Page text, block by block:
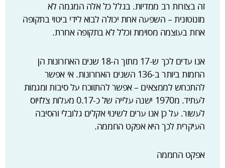
זה בצורות רב ממדיות. בגלל כל אלה המגמה לא
מונוטונית – השפעה אחת יכולה לבוא לידי ביטוי בתקופה
אחת בעוצמה מסוימת וכלל לא בתקופה אחרת.
אנו עדים לכך ש-17 מתוך ה-18 שנים האחרונות הן
החמות ביותר ב-136 השנים האחרונות. אי אפשר
להתכחש לממצאים – אפשר להתווכח על סיבות ומגמות
לעתיד. מ1970 ישנה עלייה של כ-0.17 מעלות צלזיוס
לעשור. על כן אנו ערים לשינוי אקלים גלובלי והסיבה
העיקרית לכך היא אפקט החממה.
אפקט החממה